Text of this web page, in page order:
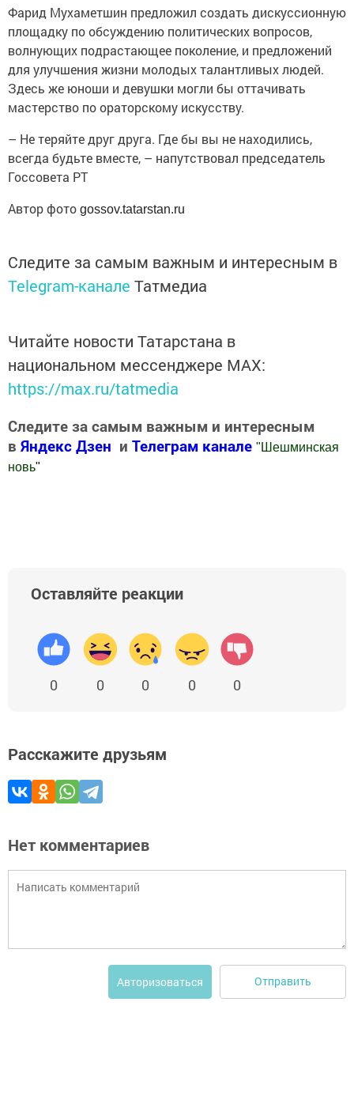
Фарид Мухаметшин предложил создать дискуссионную
площадку по обсуждению политических вопросов,
волнующих подрастающее поколение, и предложений
для улучшения жизни молодых талантливых людей.
Здесь же юноши и девушки могли бы оттачивать
мастерство по ораторскому искусству.
– Не теряйте друг друга. Где бы вы не находились,
всегда будьте вместе, – напутствовал председатель
Госсовета РТ
Автор фото gossov.tatarstan.ru
Следите за самым важным и интересным в
Telegram-канале Татмедиа
Читайте новости Татарстана в
национальном мессенджере MАХ:
https://max.ru/tatmedia
Следите за самым важным и интересным
в Яндекс Дзен и Телеграм канале " Шешминская
новь"
Оставляйте реакции
0 0 0 0 0
Расскажите друзьям
Нет комментариев
Авторизоваться Отправить